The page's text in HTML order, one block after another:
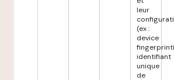
leur
(ex :
device
identifiant
unique
de